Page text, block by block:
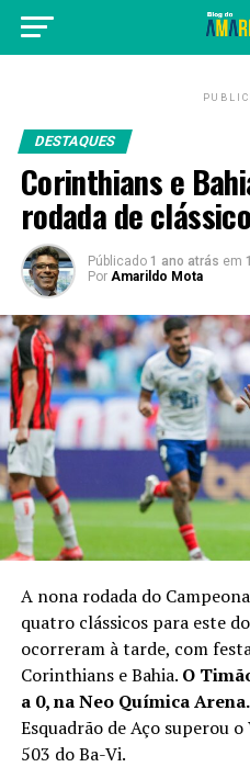
DESTAQUES
Corinthians e
rodada de
Públicado 1 ano atrás em
Por Amarildo Mota
A nona rodada do
quatro clássicos para este
ocorreram à tarde, com
Corinthians e Bahia. O
a 0, na Neo Química Arena.
Esquadrão de Aço superou
503 do Ba-Vi.